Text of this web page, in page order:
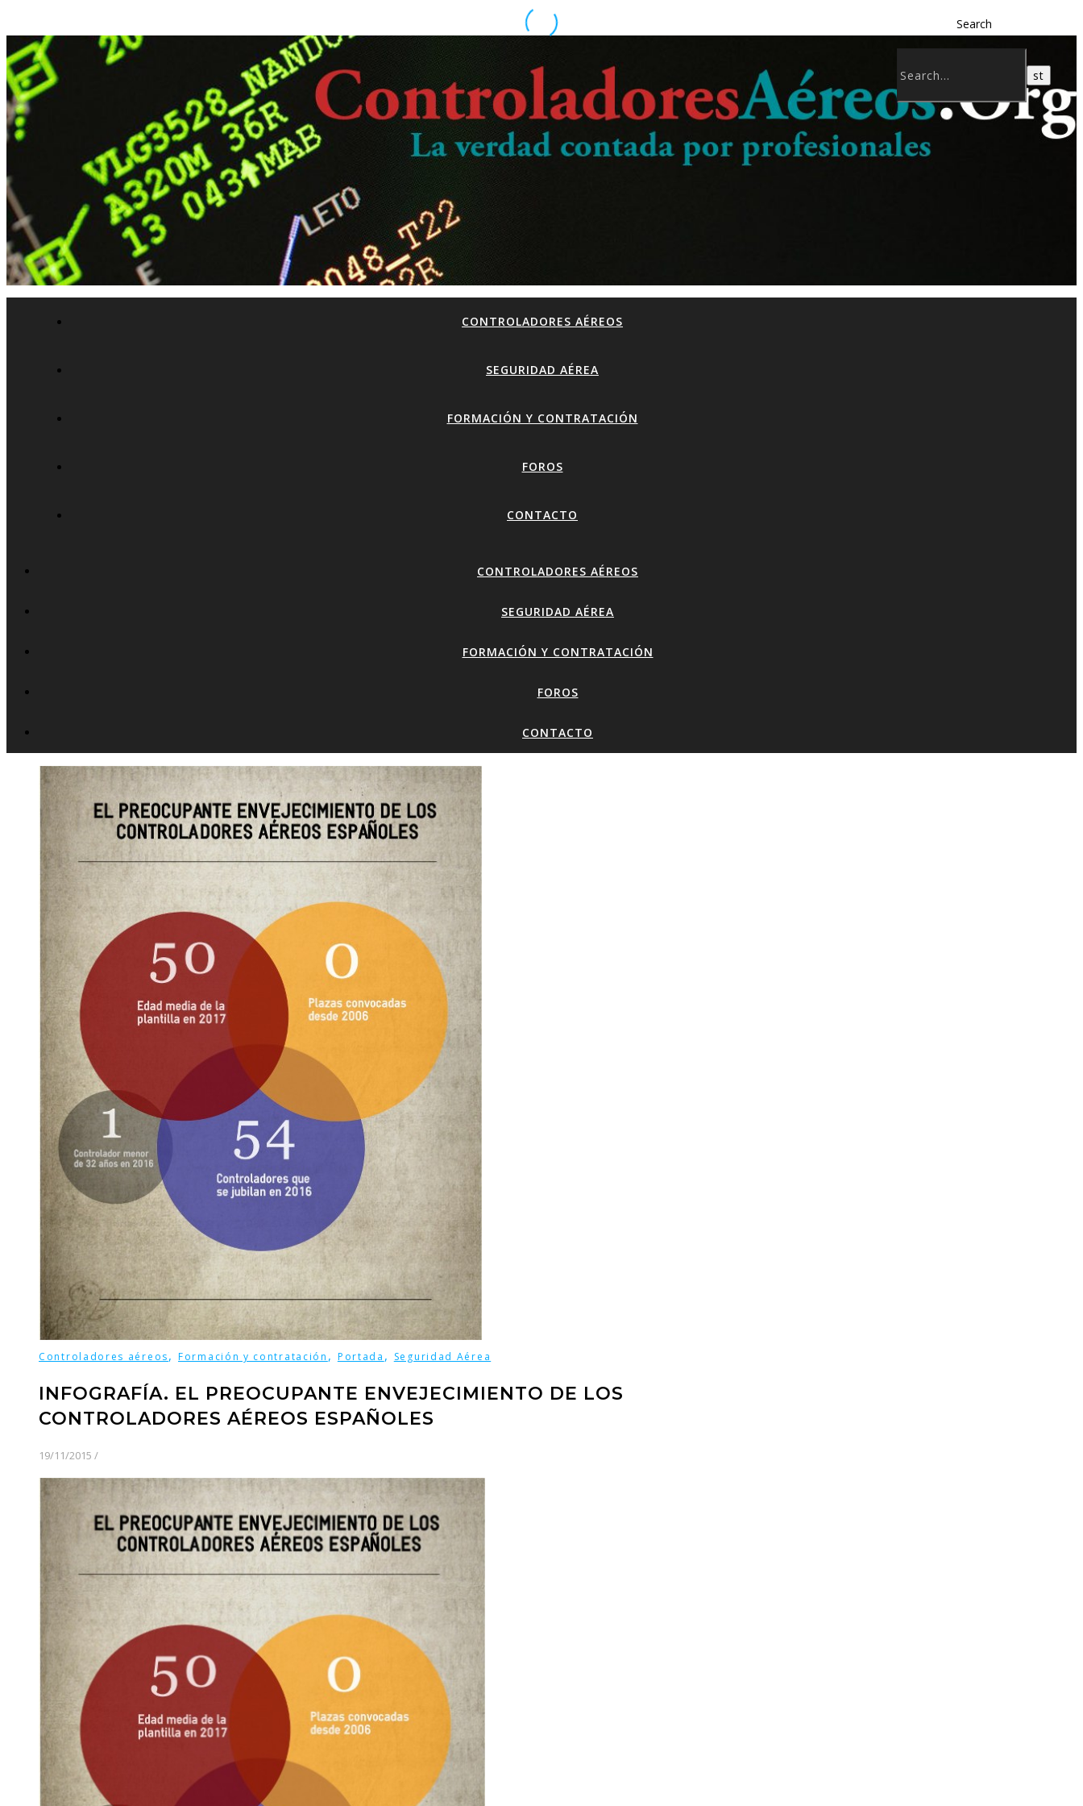
Search
CONTROLADORES AÉREOS
SEGURIDAD AÉREA
FORMACIÓN Y CONTRATACIÓN
FOROS
CONTACTO
CONTROLADORES AÉREOS
SEGURIDAD AÉREA
FORMACIÓN Y CONTRATACIÓN
FOROS
CONTACTO
Controladores aéreos, Formación y contratación , Portada , Seguridad Aérea
INFOGRAFÍA. EL PREOCUPANTE ENVEJECIMIENTO DE LOS
CONTROLADORES AÉREOS ESPAÑOLES
19/11/2015 /